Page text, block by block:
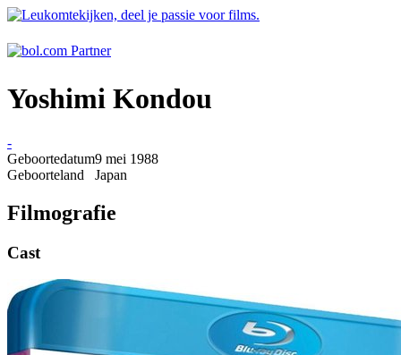
Yoshimi Kondou
-
Geboortedatum9 mei 1988
Geboorteland
Japan
Filmografie
Cast